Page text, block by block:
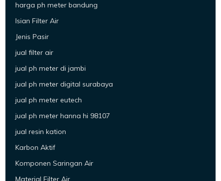
harga ph meter bandung
Isian Filter Air
Jenis Pasir
jual filter air
jual ph meter di jambi
jual ph meter digital surabaya
jual ph meter eutech
jual ph meter hanna hi 98107
jual resin kation
Karbon Aktif
Komponen Saringan Air
Material Filter Air